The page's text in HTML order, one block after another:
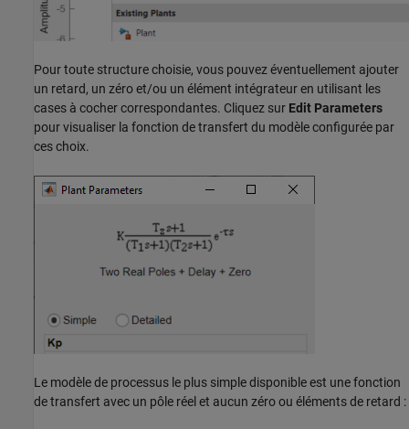
Pour toute structure choisie, vous pouvez éventuellement ajouter
un retard, un zéro et/ou un élément intégrateur en utilisant les
cases à cocher correspondantes. Cliquez sur Edit Parameters
pour visualiser la fonction de transfert du modèle configurée par
ces choix.
Le modèle de processus le plus simple disponible est une fonction
de transfert avec un pôle réel et aucun zéro ou éléments de retard :